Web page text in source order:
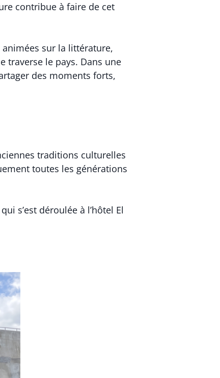
contribue à faire de cet
animées sur la littérature,
traverse le pays. Dans une
des moments forts,
traditions culturelles
toutes les générations
s’est déroulée à l’hôtel El